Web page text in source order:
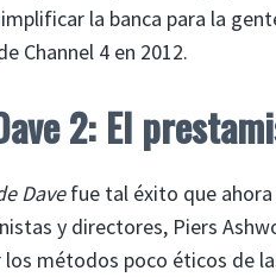
la banca para la
Channel 4 en 2012.
2: El
Davefue tal éxito que ahora
y directores, Piers
métodos poco éticos de